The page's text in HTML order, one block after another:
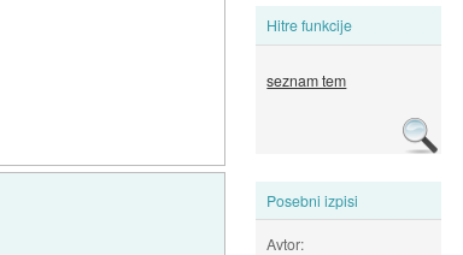
Hitre funkcije
seznam tem
Posebni izpisi
Avtor: